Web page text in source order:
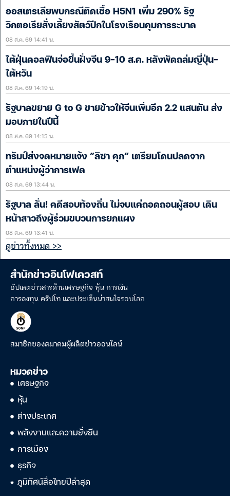
ออสเตรเลียพบกรณีติดเชื้อ H5N1 เพิ่ม 290% รัฐ
วิกตอเรียสั่งเลี้ยงสัตว์ปีกในโรงเรือนคุมการระบาด
08 ส.ค. 69 14:41 น.
ไต้ฝุ่นดอลฟินจ่อขึ้นฝั่งจีน 9-10 ส.ค. หลังพัดถล่มญี่ปุ่น-
ไต้หวัน
08 ส.ค. 69 14:19 น.
รัฐบาลขยาย G to G ขายข้าวให้จีนเพิ่มอีก 2.2 แสนตัน ส่ง
มอบภายในปีนี้
08 ส.ค. 69 14:15 น.
ทรัมป์ส่งจดหมายแจ้ง “ลิซา คุก” เตรียมโดนปลดจาก
ตำแหน่งผู้ว่าการเฟด
08 ส.ค. 69 13:44 น.
รัฐบาล ลั่น! คดีสอบท้องถิ่น ไม่จบแค่ถอดถอนผู้สอบ เดิน
หน้าสาวถึงผู้ร่วมขบวนการยกแผง
08 ส.ค. 69 13:41 น.
ดูข่าวทั้งหมด >>
สำนักข่าวอินโฟเควสท์
อัปเดตข่าวสารด้านเศรษฐกิจ หุ้น การเงิน
การลงทุน คริปโท และประเด็นน่าสนใจรอบโลก
สมาชิกของสมาคมผู้ผลิตข่าวออนไลน์
หมวดข่าว
เศรษฐกิจ
หุ้น
ต่างประเทศ
พลังงานและความยั่งยืน
การเมือง
ธุรกิจ
ภูมิทัศน์สื่อไทยปีล่าสุด